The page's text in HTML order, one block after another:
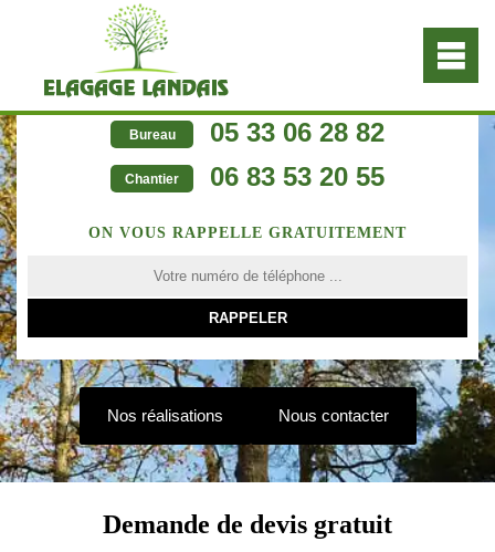
Bureau 05 33 06 28 82
Chantier 06 83 53 20 55
ON VOUS RAPPELLE GRATUITEMENT
Nos réalisations Nous contacter
Demande de devis gratuit